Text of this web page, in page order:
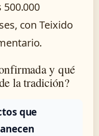
con Teixido
y qué
la tradición?
que